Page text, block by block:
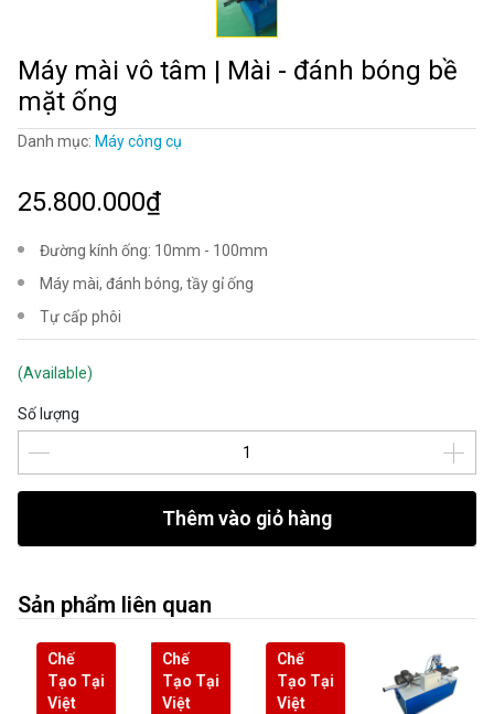
Máy mài vô tâm | Mài - đánh bóng bề
mặt ống
Danh mục: Máy công cụ
25.800.000₫
Đường kính ống: 10mm - 100mm
Máy mài, đánh bóng, tầy gỉ ống
Tự cấp phôi
(Available)
Số lượng
Thêm vào giỏ hàng
Sản phẩm liên quan
Chế
Tạo Tại
Việt
Chế
Tạo Tại
Việt
Chế
Tạo Tại
Việt